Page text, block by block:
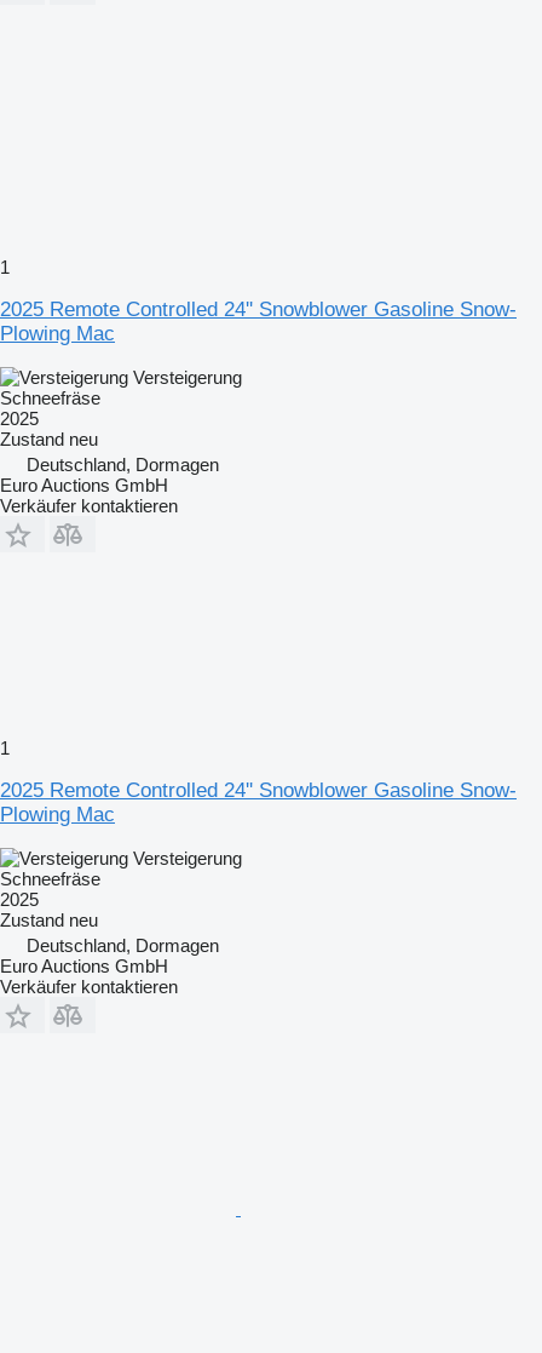
1
2025 Remote Controlled 24'' Snowblower Gasoline Snow-
Plowing Mac
Versteigerung
Schneefräse
2025
Zustand neu
Deutschland, Dormagen
Euro Auctions GmbH
Verkäufer kontaktieren
1
2025 Remote Controlled 24'' Snowblower Gasoline Snow-
Plowing Mac
Versteigerung
Schneefräse
2025
Zustand neu
Deutschland, Dormagen
Euro Auctions GmbH
Verkäufer kontaktieren